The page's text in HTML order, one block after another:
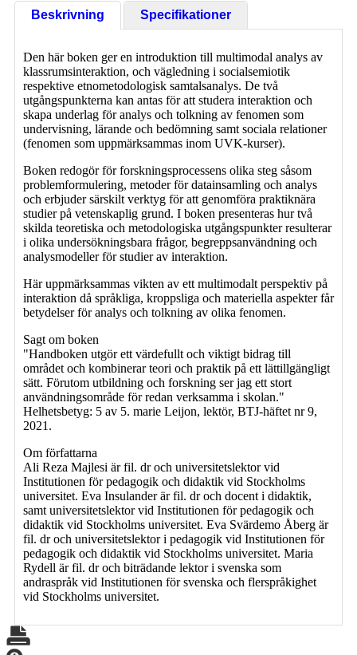
Beskrivning
Specifikationer
Den här boken ger en introduktion till multimodal analys av
klassrumsinteraktion, och vägledning i socialsemiotik
respektive etnometodologisk samtalsanalys. De två
utgångspunkterna kan antas för att studera interaktion och
skapa underlag för analys och tolkning av fenomen som
undervisning, lärande och bedömning samt sociala relationer
(fenomen som uppmärksammas inom UVK-kurser).
Boken redogör för forskningsprocessens olika steg såsom
problemformulering, metoder för datainsamling och analys
och erbjuder särskilt verktyg för att genomföra praktiknära
studier på vetenskaplig grund. I boken presenteras hur två
skilda teoretiska och metodologiska utgångspunkter resulterar
i olika undersökningsbara frågor, begreppsanvändning och
analysmodeller för studier av interaktion.
Här uppmärksammas vikten av ett multimodalt perspektiv på
interaktion då språkliga, kroppsliga och materiella aspekter får
betydelser för analys och tolkning av olika fenomen.
Sagt om boken
"Handboken utgör ett värdefullt och viktigt bidrag till
området och kombinerar teori och praktik på ett lättillgängligt
sätt. Förutom utbildning och forskning ser jag ett stort
användningsområde för redan verksamma i skolan."
Helhetsbetyg: 5 av 5. marie Leijon, lektör, BTJ-häftet nr 9,
2021.
Om författarna
Ali Reza Majlesi är fil. dr och universitetslektor vid
Institutionen för pedagogik och didaktik vid Stockholms
universitet. Eva Insulander är fil. dr och docent i didaktik,
samt universitetslektor vid Institutionen för pedagogik och
didaktik vid Stockholms universitet. Eva Svärdemo Åberg är
fil. dr och universitetslektor i pedagogik vid Institutionen för
pedagogik och didaktik vid Stockholms universitet. Maria
Rydell är fil. dr och biträdande lektor i svenska som
andraspråk vid Institutionen för svenska och flerspråkighet
vid Stockholms universitet.